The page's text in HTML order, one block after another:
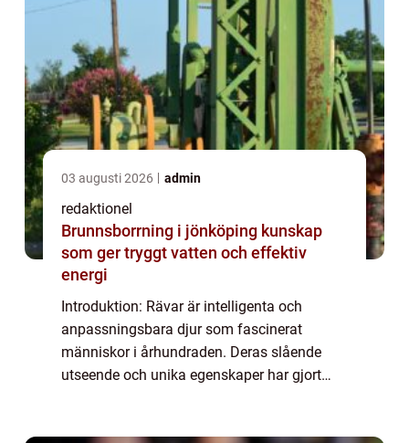
03 augusti 2026 admin
redaktionel
Brunnsborrning i jönköping kunskap
som ger tryggt vatten och effektiv
energi
Introduktion: Rävar är intelligenta och
anpassningsbara djur som fascinerat
människor i århundraden. Deras slående
utseende och unika egenskaper har gjort